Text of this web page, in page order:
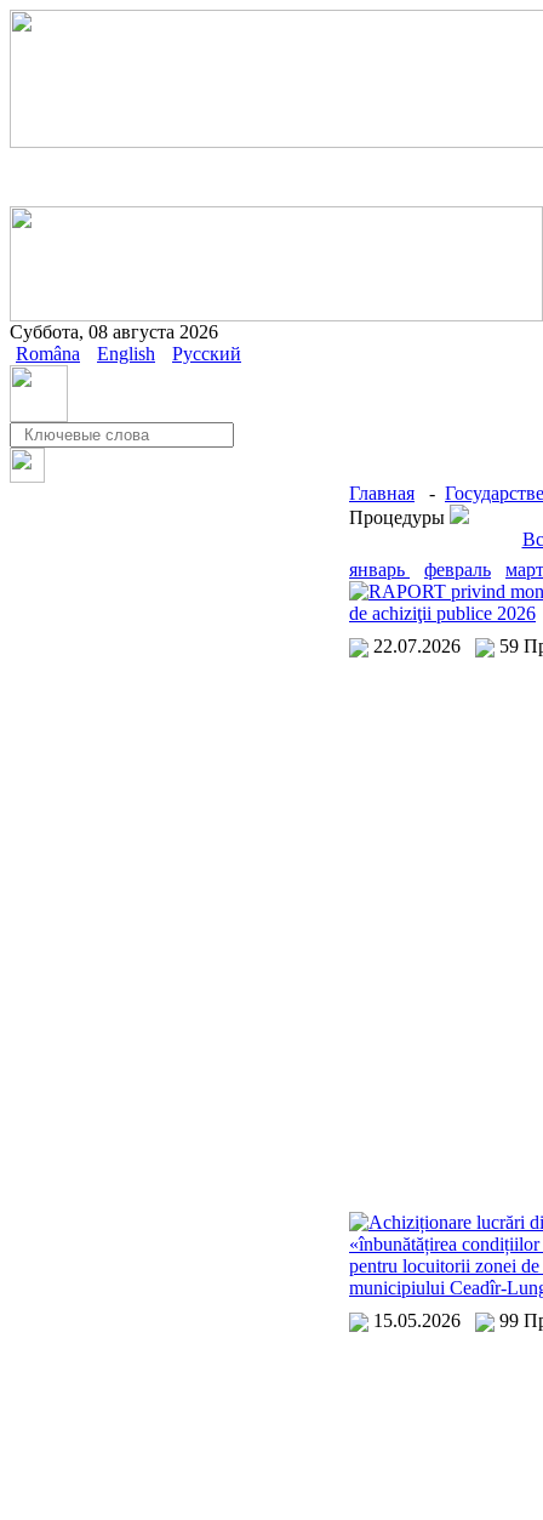
Суббота, 08 августа 2026
Româna
English Русский
Главная -
Процедуры
январь
февраль
март
RAPORT privind
de achiziţii publice 2026
22.07.2026
59
Achiziționare lucrări
«înbunătățirea
pentru locuitorii zonei
municipiului Ceadîr-
15.05.2026
99